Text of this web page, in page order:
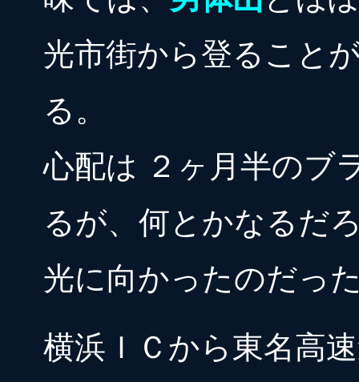
光市街から登ること
る。
心配は ２ヶ月半のブ
るが、何とかなるだ
光に向かったのだっ
横浜ＩＣから東名高